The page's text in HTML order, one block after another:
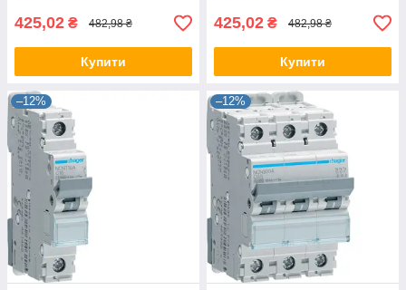
425,02 ₴ 482,98 ₴
Купити
425,02 ₴ 482,98 ₴
Купити
–12% –12%